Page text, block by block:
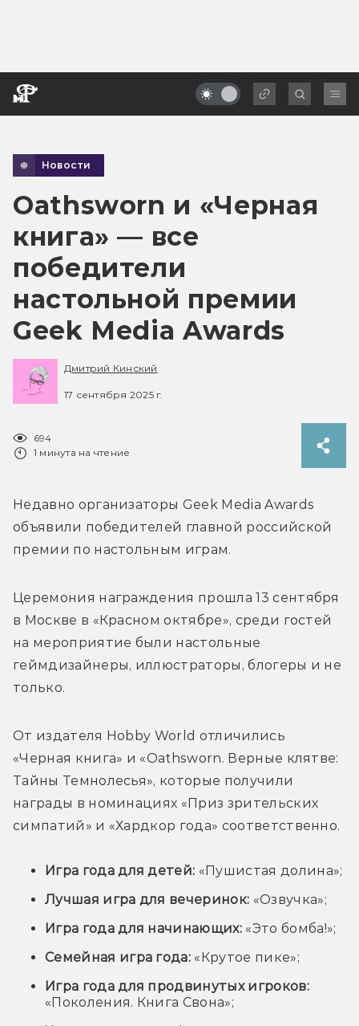
Новости
Oathsworn и «Черная
книга» — все
победители
настольной премии
Geek Media Awards
Дмитрий Кинский
17 сентября 2025 г.
694
1 минута на чтение
Недавно организаторы Geek Media Awards
объявили победителей главной российской
премии по настольным играм.
Церемония награждения прошла 13 сентября
в Москве в «Красном октябре», среди гостей
на мероприятие были настольные
геймдизайнеры, иллюстраторы, блогеры и не
только.
От издателя Hobby World отличились
«Черная книга» и «Oathsworn. Верные клятве:
Тайны Темнолесья», которые получили
награды в номинациях «Приз зрительских
симпатий» и «Хардкор года» соответственно.
Игра года для детей: «Пушистая долина»;
Лучшая игра для вечеринок: «Озвучка»;
Игра года для начинающих: «Это бомба!»;
Семейная игра года: «Крутое пике»;
Игра года для продвинутых игроков:
«Поколения. Книга Свона»;